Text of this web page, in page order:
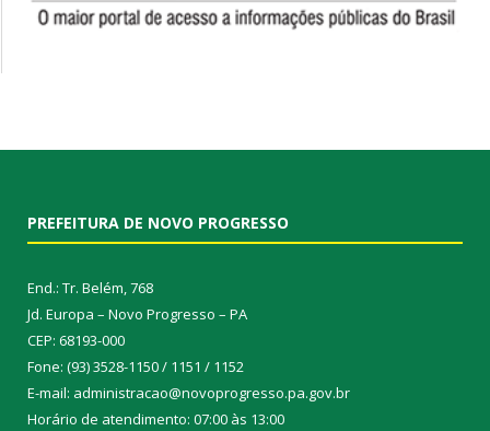
PREFEITURA DE NOVO PROGRESSO
End.: Tr. Belém, 768
Jd. Europa – Novo Progresso – PA
CEP: 68193-000
Fone: (93) 3528-1150 / 1151 / 1152
E-mail: administracao@novoprogresso.pa.gov.br
Horário de atendimento: 07:00 às 13:00